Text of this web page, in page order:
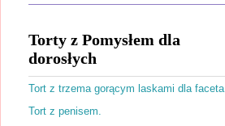
Torty z Pomysłem dla
dorosłych
Tort z trzema gorącym laskami dla faceta.
Tort z penisem.